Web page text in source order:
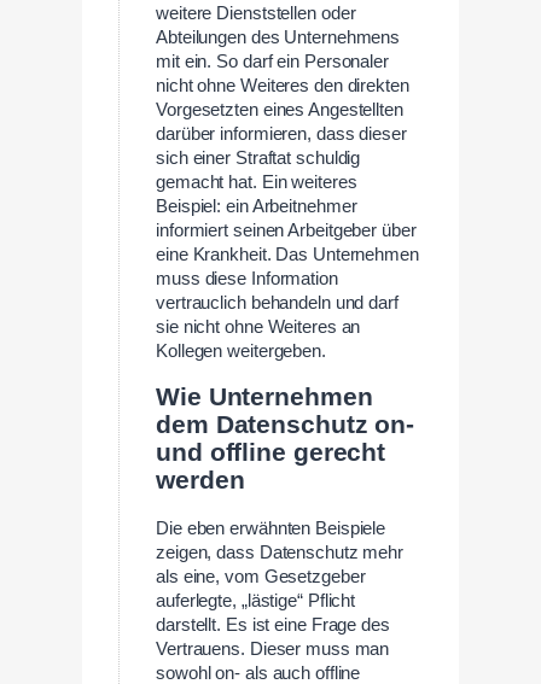
weitere Dienststellen oder
Abteilungen des Unternehmens
mit ein. So darf ein Personaler
nicht ohne Weiteres den direkten
Vorgesetzten eines Angestellten
darüber informieren, dass dieser
sich einer Straftat schuldig
gemacht hat. Ein weiteres
Beispiel: ein Arbeitnehmer
informiert seinen Arbeitgeber über
eine Krankheit. Das Unternehmen
muss diese Information
vertrauclich behandeln und darf
sie nicht ohne Weiteres an
Kollegen weitergeben.
Wie Unternehmen
dem Datenschutz on-
und offline gerecht
werden
Die eben erwähnten Beispiele
zeigen, dass Datenschutz mehr
als eine, vom Gesetzgeber
auferlegte, „lästige“ Pflicht
darstellt. Es ist eine Frage des
Vertrauens. Dieser muss man
sowohl on- als auch offline